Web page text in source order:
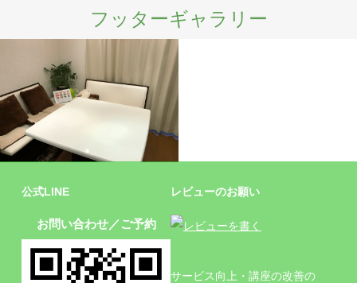
フッターギャラリー
施設
公式LINE
お問い合わせ／ご予約
レビューのお願い
サービス向上・講座の改善の